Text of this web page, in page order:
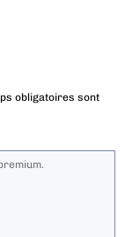
obligatoires sont